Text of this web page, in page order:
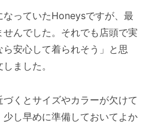
っていたHoneysですが、最
んでした。それでも店頭で実
安心して着られそう」と思
ました。
くとサイズやカラーが欠けて
少し早めに準備しておいてよか